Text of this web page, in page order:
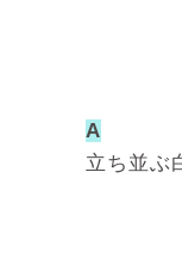
A
立ち並ぶ